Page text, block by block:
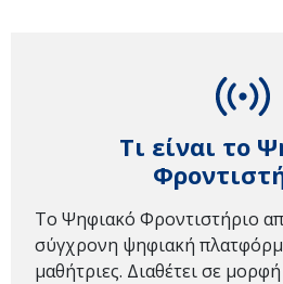
Τι είναι το
Το Ψηφιακό Φροντιστήριο
σύγχρονη ψηφιακή
μαθήτριες. Διαθέτει σε